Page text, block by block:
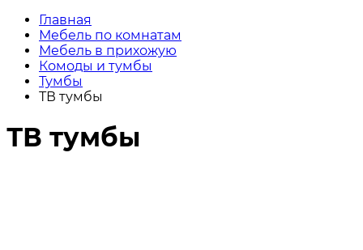
Главная
Мебель по комнатам
Мебель в прихожую
Комоды и тумбы
Тумбы
ТВ тумбы
ТВ тумбы